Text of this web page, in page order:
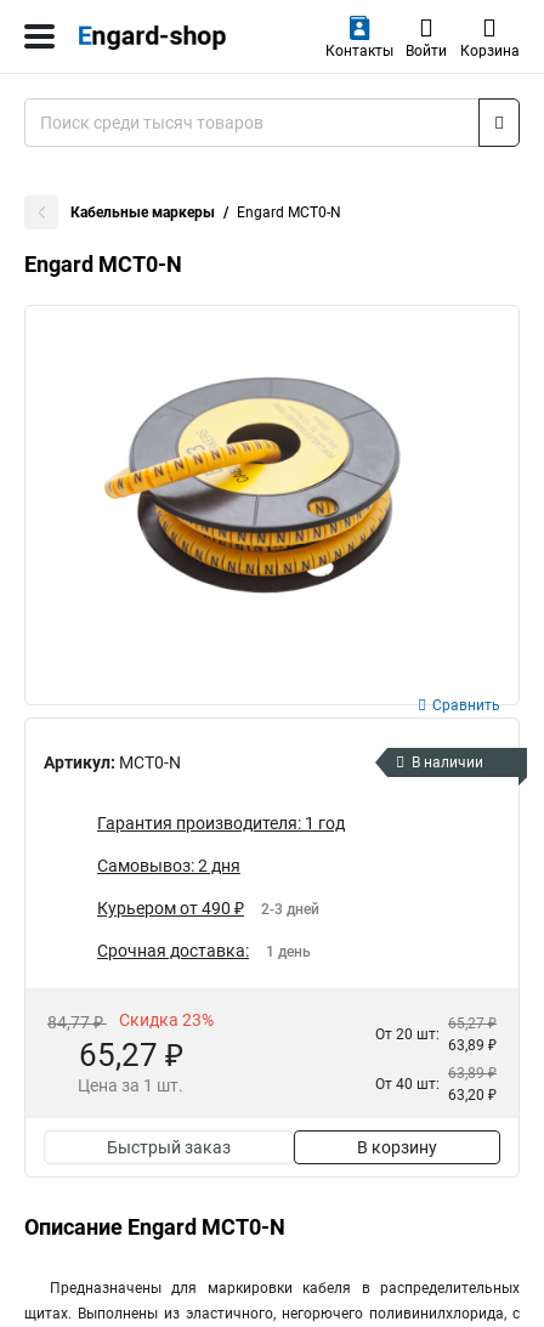
Контакты Войти Корзина
Кабельные маркеры Engard МСТ0-N
Engard МСТ0-N
Артикул: МСТ0-N
Сравнить
В наличии
Гарантия производителя: 1 год
Самовывоз: 2 дня
Курьером от 490 ₽ 2-3 дней
Срочная доставка: 1 день
84,77 ₽ Скидка 23%
65,27 ₽
Цена за 1 шт.
От 20 шт:
65,27 ₽
63,89 ₽
От 40 шт:
63,89 ₽
63,20 ₽
Быстрый заказ В корзину
Описание Engard МСТ0-N
Предназначены для маркировки кабеля в распределительных
щитах. Выполнены из эластичного, негорючего поливинилхлорида, с